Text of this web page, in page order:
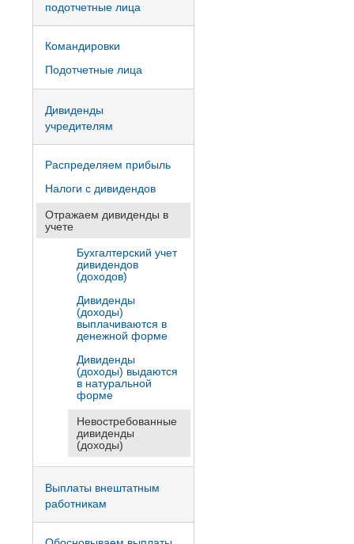
подотчетные лица
Командировки
Подотчетные лица
Дивиденды
учредителям
Распределяем прибыль
Налоги с дивидендов
Отражаем дивиденды в
учете
Бухгалтерский учет
дивидендов
(доходов)
Дивиденды
(доходы)
выплачиваются в
денежной форме
Дивиденды
(доходы) выдаются
в натуральной
форме
Невостребованные
дивиденды
(доходы)
Выплаты внештатным
работникам